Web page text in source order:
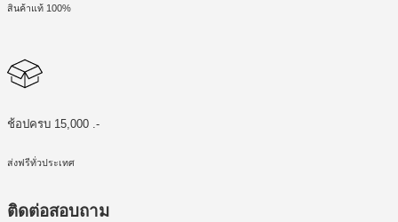
สินค้าแท้ 100%
ช้อปครบ 15,000 .-
ส่งฟรีทั่วประเทศ
ติดต่อสอบถาม